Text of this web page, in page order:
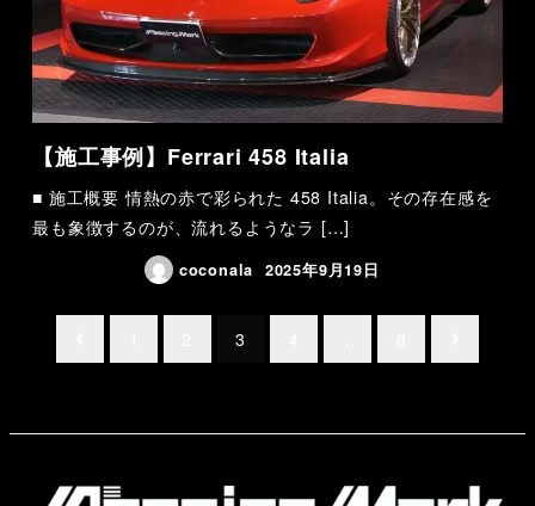
【施工事例】Ferrari 458 Italia
■ 施工概要 情熱の赤で彩られた 458 Italia。その存在感を
最も象徴するのが、流れるようなラ […]
coconala 2025年9月19日
の
ペ
3